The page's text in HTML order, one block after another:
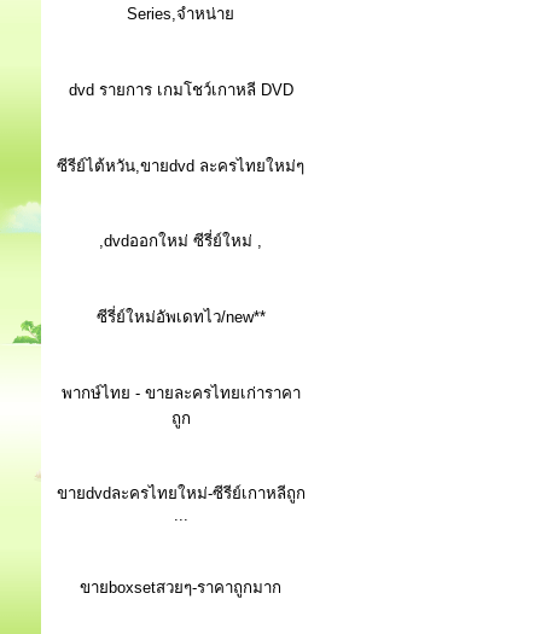
Series,จำหน่าย
dvd รายการ เกมโชว์เกาหลี DVD
ซีรีย์ไต้หวัน,ขายdvd ละครไทยใหม่ๆ
,dvdออกใหม่ ซีรี่ย์ใหม่ ,
ซีรี่ย์ใหม่อัพเดทไว/new**
พากษ์ไทย - ขายละครไทยเก่าราคา
ถูก
ขายdvdละครไทยใหม่-ซีรีย์เกาหลีถูก
...
ขายboxsetสวยๆ-ราคาถูกมาก